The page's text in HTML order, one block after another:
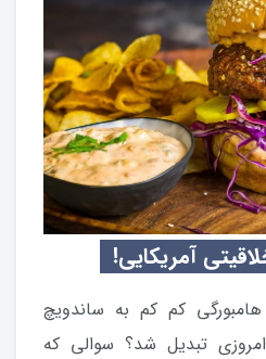
آمریکایی!
کم کم به ساندویچ
تبدیل شد؟ سوالی که